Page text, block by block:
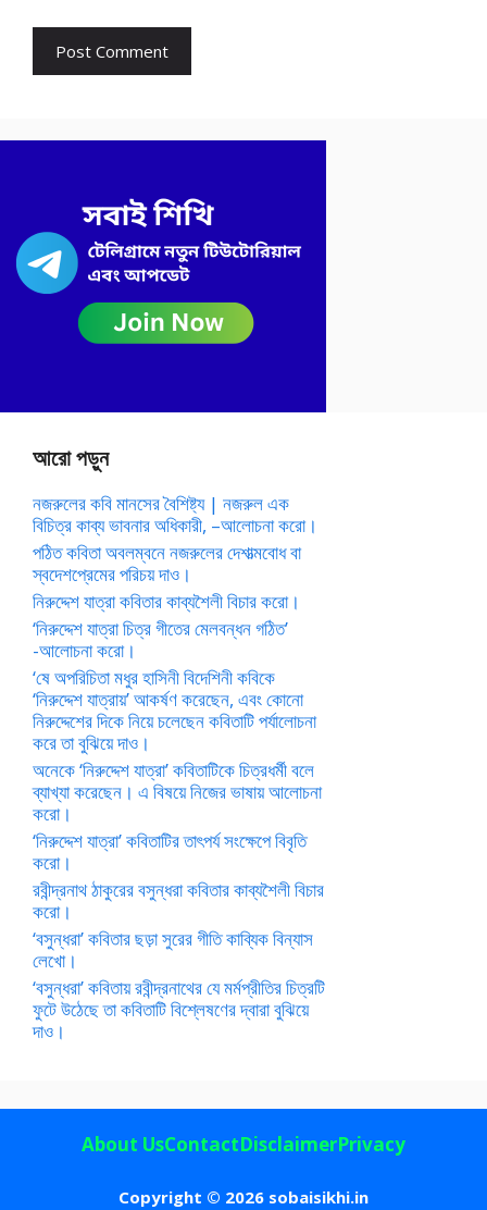
আরো পড়ুন
নজরুলের কবি মানসের বৈশিষ্ট্য | নজরুল এক
বিচিত্র কাব্য ভাবনার অধিকারী, –আলোচনা করো।
পঠিত কবিতা অবলম্বনে নজরুলের দেশাত্মবোধ বা
স্বদেশপ্রেমের পরিচয় দাও।
নিরুদ্দেশ যাত্রা কবিতার কাব্যশৈলী বিচার করো।
‘নিরুদ্দেশ যাত্রা চিত্র গীতের মেলবন্ধন গঠিত’
-আলোচনা করো।
‘ষে অপরিচিতা মধুর হাসিনী বিদেশিনী কবিকে
‘নিরুদ্দেশ যাত্রায়’ আকর্ষণ করেছেন, এবং কোনো
নিরুদ্দেশের দিকে নিয়ে চলেছেন কবিতাটি পর্যালোচনা
করে তা বুঝিয়ে দাও।
অনেকে ‘নিরুদ্দেশ যাত্রা’ কবিতাটিকে চিত্রধর্মী বলে
ব্যাখ্যা করেছেন। এ বিষয়ে নিজের ভাষায় আলোচনা
করো।
‘নিরুদ্দেশ যাত্রা’ কবিতাটির তাৎপর্য সংক্ষেপে বিবৃতি
করো।
রবীন্দ্রনাথ ঠাকুরের বসুন্ধরা কবিতার কাব্যশৈলী বিচার
করো।
‘বসুন্ধরা’ কবিতার ছড়া সুরের গীতি কাব্যিক বিন্যাস
লেখো।
‘বসুন্ধরা’ কবিতায় রবীন্দ্রনাথের যে মর্মপ্রীতির চিত্রটি
ফুটে উঠেছে তা কবিতাটি বিশ্লেষণের দ্বারা বুঝিয়ে
দাও।
Copyright © 2026 sobaisikhi.in
About UsContactDisclaimerPrivacy